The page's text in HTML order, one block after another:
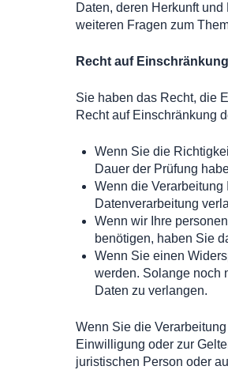
Daten, deren Herkunft
weiteren Fragen zum
Recht auf
Sie haben das Recht, die
Recht auf Einschränkung
Wenn Sie die
Dauer der Prüfung
Wenn die
Datenverarbeitung
Wenn wir Ihre
benötigen, haben Sie
Wenn Sie einen
werden. Solange noch
Daten zu verlangen.
Wenn Sie die
Einwilligung oder zur
juristischen Person oder